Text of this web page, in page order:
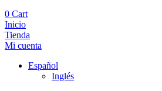
0 Cart
Inicio
Tienda
Mi cuenta
Español
Inglés